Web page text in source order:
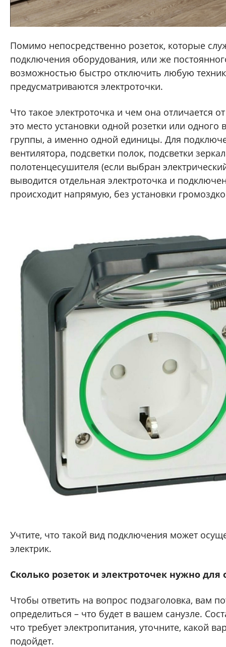
Помимо непосредственно розеток, которые
подключения оборудования, или же
возможностью быстро отключить любую
предусматриваются электроточки.
Что такое электроточка и чем она отличается
это место установки одной розетки или одного
группы, а именно одной единицы. Для
вентилятора, подсветки полок, подсветки
полотенцесушителя (если выбран
выводится отдельная электроточка и
происходит напрямую, без установки
Учтите, что такой вид подключения может
электрик.
Сколько розеток и электроточек нужно для
Чтобы ответить на вопрос подзаголовка, вам
определиться – что будет в вашем санузле.
что требует электропитания, уточните, какой
подойдет.